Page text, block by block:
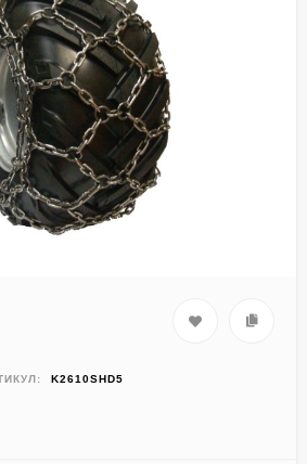
K2610SHD5